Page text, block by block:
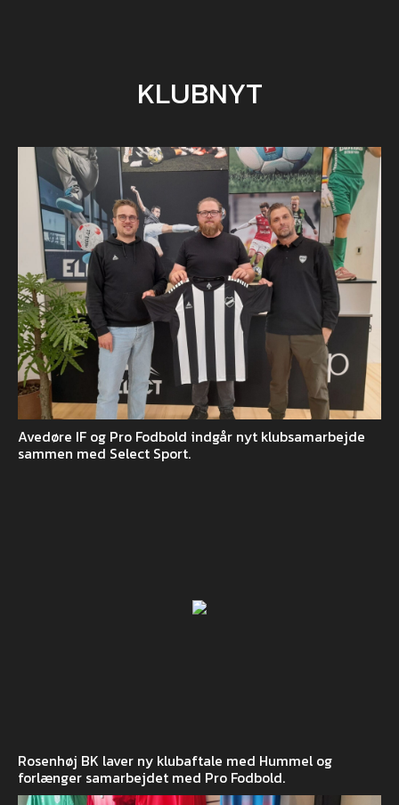
KLUBNYT
Avedøre IF og Pro Fodbold indgår nyt klubsamarbejde
sammen med Select Sport.
Rosenhøj BK laver ny klubaftale med Hummel og
forlænger samarbejdet med Pro Fodbold.